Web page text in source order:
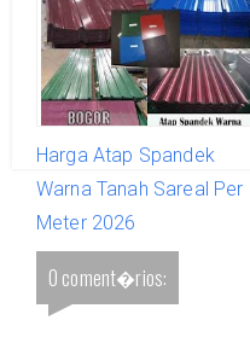
Harga Atap Spandek
Warna Tanah Sareal Per
Meter 2026
0 coment�rios: